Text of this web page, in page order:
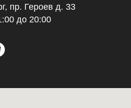
пр. Героев д. 33
до 20:00